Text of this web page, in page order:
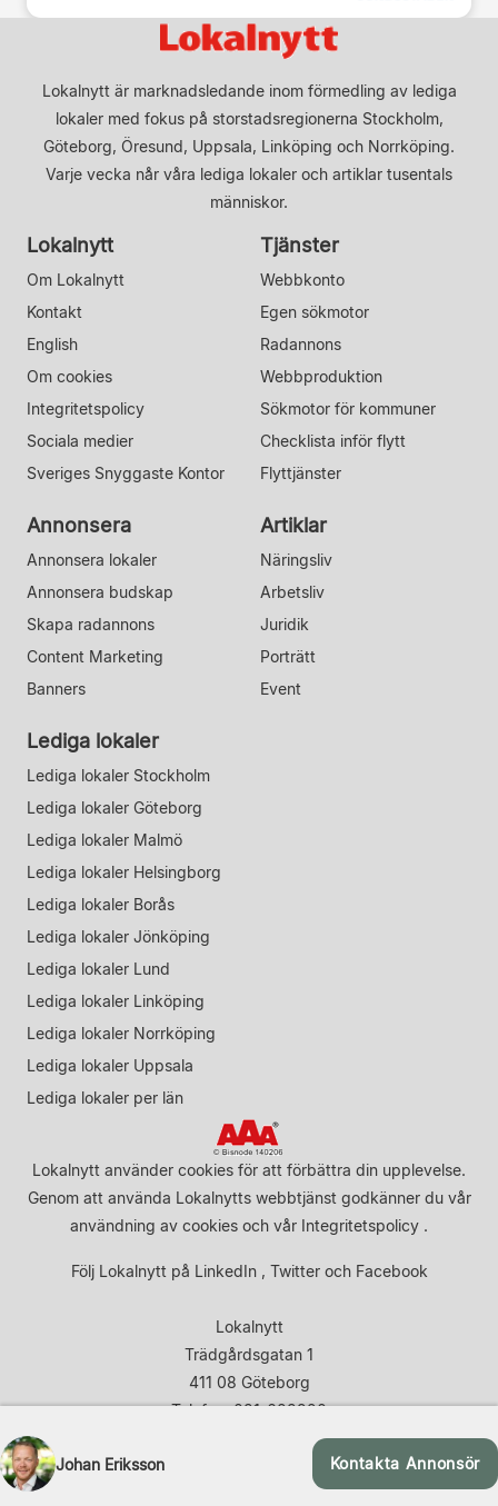
Johan Eriksson Kontakta Annonsör
Lokalnytt är marknadsledande inom förmedling av lediga
lokaler med fokus på storstadsregionerna Stockholm,
Göteborg, Öresund, Uppsala, Linköping och Norrköping.
Varje vecka når våra lediga lokaler och artiklar tusentals
människor.
Lokalnytt
Om Lokalnytt
Kontakt
English
Om cookies
Integritetspolicy
Sociala medier
Sveriges Snyggaste Kontor
Tjänster
Webbkonto
Egen sökmotor
Radannons
Webbproduktion
Sökmotor för kommuner
Checklista inför flytt
Flyttjänster
Annonsera
Annonsera lokaler
Annonsera budskap
Skapa radannons
Content Marketing
Banners
Artiklar
Näringsliv
Arbetsliv
Juridik
Porträtt
Event
Lediga lokaler
Lediga lokaler Stockholm
Lediga lokaler Göteborg
Lediga lokaler Malmö
Lediga lokaler Helsingborg
Lediga lokaler Borås
Lediga lokaler Jönköping
Lediga lokaler Lund
Lediga lokaler Linköping
Lediga lokaler Norrköping
Lediga lokaler Uppsala
Lediga lokaler per län
Lokalnytt använder cookies för att förbättra din upplevelse.
Genom att använda Lokalnytts webbtjänst godkänner du vår
användning av cookies och vår Integritetspolicy .
Följ Lokalnytt på LinkedIn, Twitteroch Facebook
Lokalnytt
Trädgårdsgatan 1
411 08 Göteborg
Telefon: 031-683920